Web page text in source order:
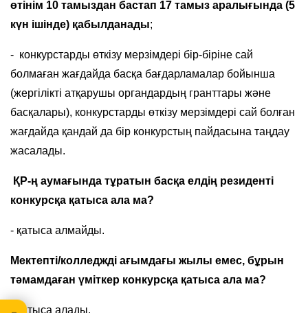
өтінім 10 тамыздан бастап 17 тамыз аралығында (5
күн ішінде) қабылданады;
- конкурстарды өткізу мерзімдері бір-біріне сай
болмаған жағдайда басқа бағдарламалар бойынша
(жергілікті атқарушы органдардың гранттары және
басқалары), конкурстарды өткізу мерзімдері сай болған
жағдайда қандай да бір конкурстың пайдасына таңдау
жасалады.
ҚР-ң аумағында тұратын басқа елдің резиденті
конкурсқа қатыса ала ма?
- қатыса алмайды.
Мектепті/колледжді ағымдағы жылы емес, бұрын
тәмамдаған үміткер конкурсқа қатыса ала ма?
- қатыса алады.